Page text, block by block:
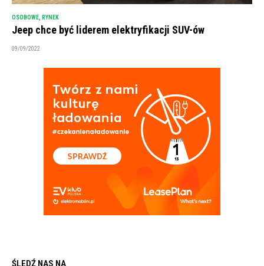
OSOBOWE, RYNEK
Jeep chce być liderem elektryfikacji SUV-ów
09/09/2022
ŚLEDŹ NAS NA